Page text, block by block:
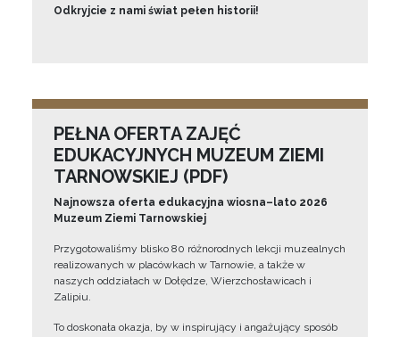
Odkryjcie z nami świat pełen historii!
PEŁNA OFERTA ZAJĘĆ
EDUKACYJNYCH MUZEUM ZIEMI
TARNOWSKIEJ (PDF)
Najnowsza oferta edukacyjna wiosna–lato 2026
Muzeum Ziemi Tarnowskiej
Przygotowaliśmy blisko 80 różnorodnych lekcji muzealnych
realizowanych w placówkach w Tarnowie, a także w
naszych oddziałach w Dołędze, Wierzchosławicach i
Zalipiu.
To doskonała okazja, by w inspirujący i angażujący sposób